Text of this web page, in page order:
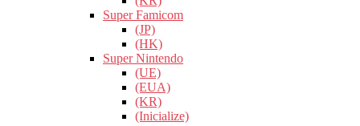
Super Famicom
(JP)
(HK)
Super Nintendo
(UE)
(EUA)
(KR)
(Inicialize)